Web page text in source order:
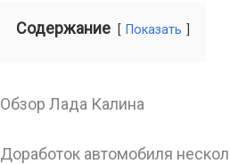
Содержание Показать
Обзор Лада Калина
Доработок автомобиля